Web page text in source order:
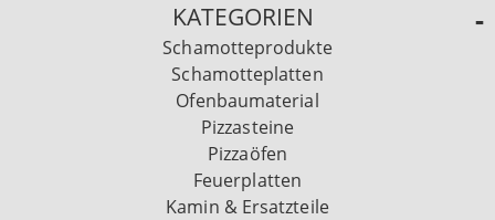
KATEGORIEN
Schamotteprodukte
Schamotteplatten
Ofenbaumaterial
Pizzasteine
Pizzaöfen
Feuerplatten
Kamin & Ersatzteile